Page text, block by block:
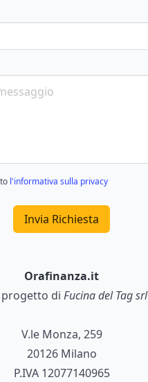
l'informativa sulla privacy
Invia Richiesta
Orafinanza.it
progetto di Fucina del Tag srl
V.le Monza, 259
20126 Milano
P.IVA 12077140965